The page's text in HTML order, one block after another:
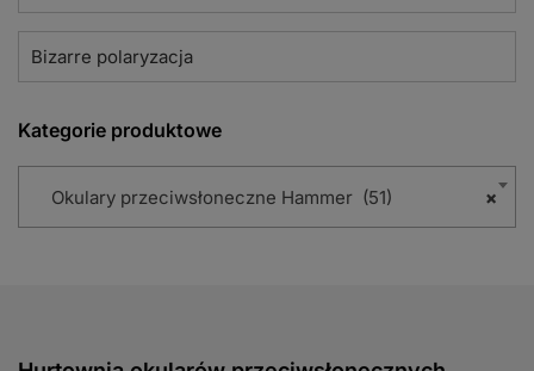
Bizarre polaryzacja
Kategorie produktowe
×
Okulary przeciwsłoneczne Hammer (51)